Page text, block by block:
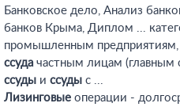
Банковское дело, Анализ
банков Крыма, Диплом ...
промышленным предприятиям,
ссуда частным лицам (главным
ссуды и ссуды с ...
Лизинговые операции -